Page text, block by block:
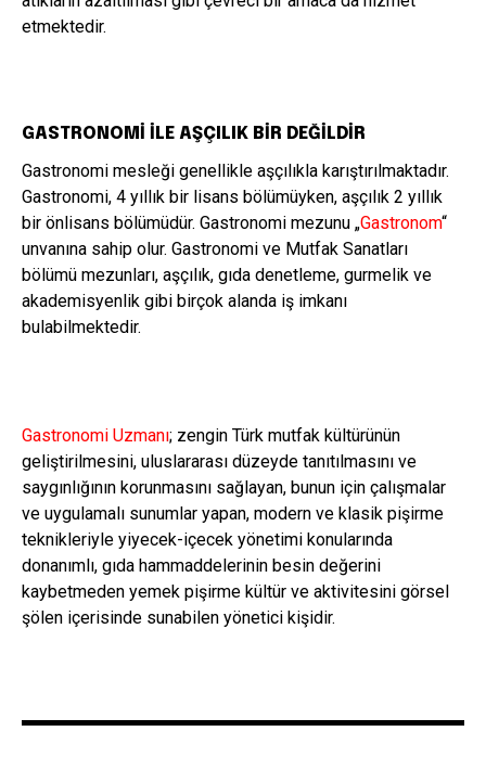
etmektedir.
GASTRONOMİ İLE AŞÇILIK BİR DEĞİLDİR
Gastronomi mesleği genellikle aşçılıkla karıştırılmaktadır.
Gastronomi, 4 yıllık bir lisans bölümüyken, aşçılık 2 yıllık
bir önlisans bölümüdür. Gastronomi mezunu „Gastronom“
unvanına sahip olur. Gastronomi ve Mutfak Sanatları
bölümü mezunları, aşçılık, gıda denetleme, gurmelik ve
akademisyenlik gibi birçok alanda iş imkanı
bulabilmektedir.
Gastronomi Uzmanı; zengin Türk mutfak kültürünün
geliştirilmesini, uluslararası düzeyde tanıtılmasını ve
saygınlığının korunmasını sağlayan, bunun için çalışmalar
ve uygulamalı sunumlar yapan, modern ve klasik pişirme
teknikleriyle yiyecek-içecek yönetimi konularında
donanımlı, gıda hammaddelerinin besin değerini
kaybetmeden yemek pişirme kültür ve aktivitesini görsel
şölen içerisinde sunabilen yönetici kişidir.